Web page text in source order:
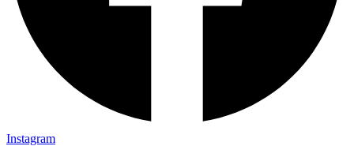
Instagram